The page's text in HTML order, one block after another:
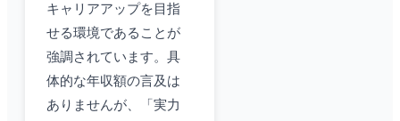
キャリアアップを目指
せる環境であることが
強調されています。具
体的な年収額の言及は
ありませんが、「実力